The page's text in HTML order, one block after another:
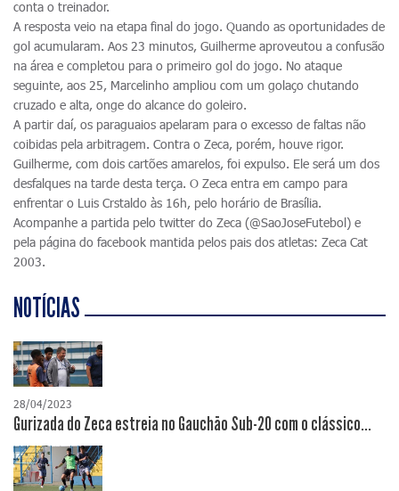
conta o treinador.
A resposta veio na etapa final do jogo. Quando as oportunidades de
gol acumularam. Aos 23 minutos, Guilherme aproveutou a confusão
na área e completou para o primeiro gol do jogo. No ataque
seguinte, aos 25, Marcelinho ampliou com um golaço chutando
cruzado e alta, onge do alcance do goleiro.
A partir daí, os paraguaios apelaram para o excesso de faltas não
coibidas pela arbitragem. Contra o Zeca, porém, houve rigor.
Guilherme, com dois cartões amarelos, foi expulso. Ele será um dos
desfalques na tarde desta terça. O Zeca entra em campo para
enfrentar o Luis Crstaldo às 16h, pelo horário de Brasília.
Acompanhe a partida pelo twitter do Zeca (@SaoJoseFutebol) e
pela página do facebook mantida pelos pais dos atletas: Zeca Cat
2003.
NOTÍCIAS
28/04/2023
Gurizada do Zeca estreia no Gauchão Sub-20 com o clássico...